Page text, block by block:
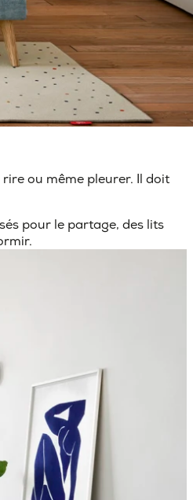
ou même pleurer. Il doit
pour le partage, des lits